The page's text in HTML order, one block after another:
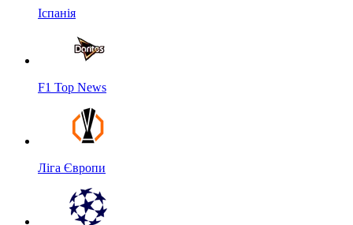
Іспанія
F1 Top News
Ліга Європи